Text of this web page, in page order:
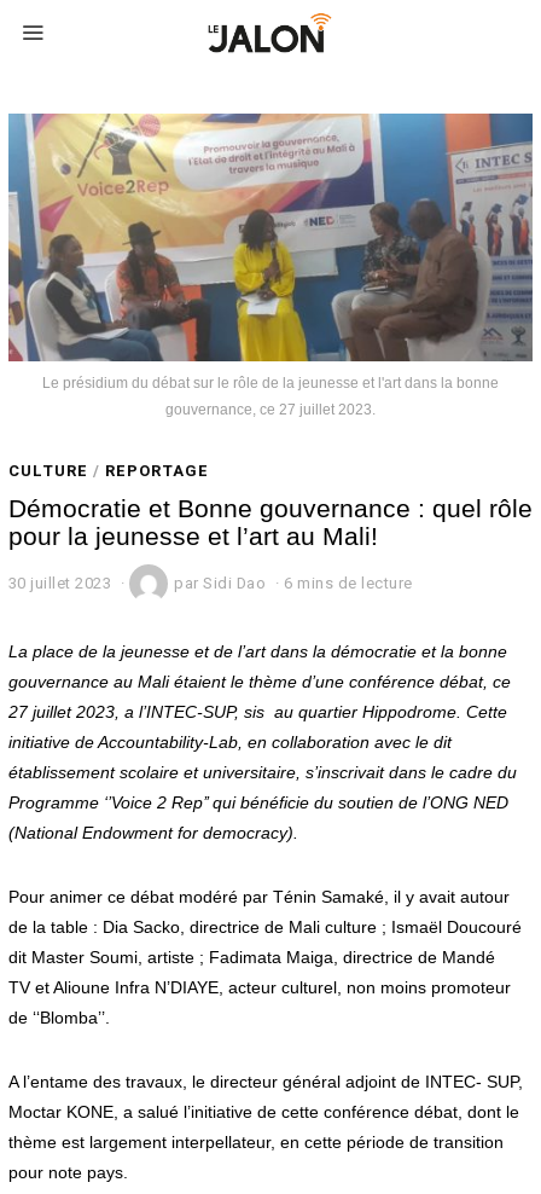
Le présidium du débat sur le rôle de la jeunesse et l'art dans la bonne
gouvernance, ce 27 juillet 2023.
CULTURE / REPORTAGE
Démocratie et Bonne gouvernance : quel rôle
pour la jeunesse et l’art au Mali!
30 juillet 2023
u
l
l
e
2
0
2
3
parSidi Dao 6 mins de lecture
La place de la jeunesse et de l’art dans la démocratie et la bonne
gouvernance au Mali étaient le thème d’une conférence débat, ce
27 juillet 2023, a l’INTEC-SUP, sis au quartier Hippodrome. Cette
initiative de Accountability-Lab, en collaboration avec le dit
établissement scolaire et universitaire, s’inscrivait dans le cadre du
Programme ‘’Voice 2 Rep’’ qui bénéficie du soutien de l’ONG NED
(National Endowment for democracy).
Pour animer ce débat modéré par Ténin Samaké, il y avait autour
de la table : Dia Sacko, directrice de Mali culture ; Ismaël Doucouré
dit Master Soumi, artiste ; Fadimata Maiga, directrice de Mandé
TV et Alioune Infra N’DIAYE, acteur culturel, non moins promoteur
de ‘‘Blomba’’.
A l’entame des travaux, le directeur général adjoint de INTEC- SUP,
Moctar KONE, a salué l’initiative de cette conférence débat, dont le
thème est largement interpellateur, en cette période de transition
pour note pays.